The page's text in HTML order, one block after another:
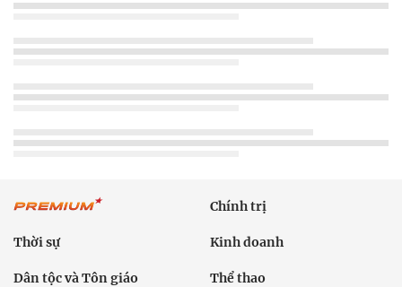
Chính trị
Thời sự Kinh doanh
Dân tộc và Tôn giáo Thể thao